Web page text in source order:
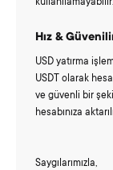
Hız &
USD yatırma
USDT olarak
ve güvenli bir
hesabınıza
Saygılarımızla,